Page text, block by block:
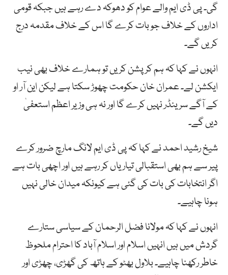
گی۔ پی ڈی ایم والے عوام کو دھوکہ دے رہے ہیں جبکہ قومی
اداروں کے خلاف جو بات کرے گا اس کے خلاف مقدمہ درج
کریں گے۔
انہوں نے کہا کہ ہم کرپشن کریں تو ہمارے خلاف بھی نیب
ایکشن لے۔ عمران خان حکومت چھوڑ سکتا ہے لیکن این آر او
کے آگے سرینڈر نہیں کرے گا اور نہ ہی وزیر اعظم استعفیٰ
دیں گے۔
شیخ رشید احمد نے کہا کہ پی ڈی ایم لانگ مارچ ضرور کرے
پیر سے ہم بھی استقبالی تیاریاں کر رہے ہیں اور اچھی بات ہے
اگر انتخابات کی بات کی گئی ہے کیونکہ میدان خالی نہیں
ہونا چاہیے۔
انہوں نے کہا کہ مولانا فضل الرحمان کے سیاسی ستارے
گردش میں ہیں انہیں اسلام اور اسلام آباد کا احترام ملحوظ
خاطر رکھنا چاہیے۔ بلاول بھٹو کے ہاتھ کی گھڑی، چھڑی اور